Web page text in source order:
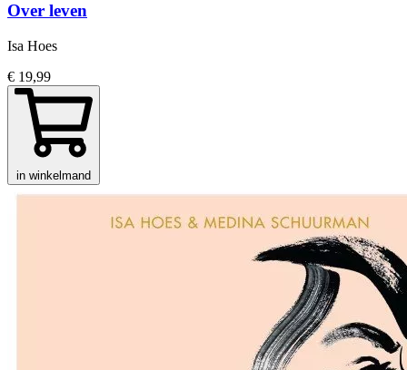
Over leven
Isa Hoes
€ 19,99
in winkelmand